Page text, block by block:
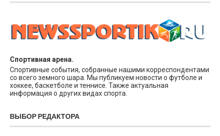
Спортивная арена.
Спортивные события, собранные нашими корреспондентами
со всего земного шара. Мы публикуем новости о футболе и
хоккее, баскетболе и теннисе. Также актуальная
информация о других видах спорта.
ВЫБОР РЕДАКТОРА